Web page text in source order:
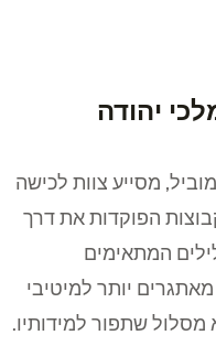
יהודה
מסייע צוות לכישה
הפוקדות את דרך
המתאימים
יותר למיטיבי
מסלול שתפור למידותיו.